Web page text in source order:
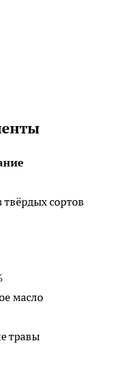
твёрдых сортов
масло
травы